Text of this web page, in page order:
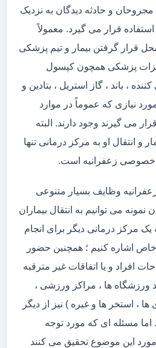
مجروحان و حادثه دیدگان به نزدیک
قرار می گیرد. معمولاً
قرار گرفتن بیمار و تیم پزشکی
پزشکی همچون کپسول
، باند ، گاز استریل ، بتادین و
نیازی که عموماً در موارد
می گیرند وجود دارند. البته
انتقال او به مرکز درمانی تنها
خصوصی زعفرانیه است.
وظایف بسیار متنوعی
نمونه می توانیم به انتقال بیماران
مرکز درمانی دیگر برای انجام
اشاره کنیم ؛ همچنین حضور
افراد و یا اتفاقات غیر مترقبه
ورزشگاه ها ، مراکز ورزشی ،
، استخر ها و غیره ) نیز از دیگر
مسئله ای که مورد توجه
این موضوع تحقیق می کنند